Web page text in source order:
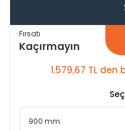
Fırsatı
Kaçırmayın
1.579,67 TL